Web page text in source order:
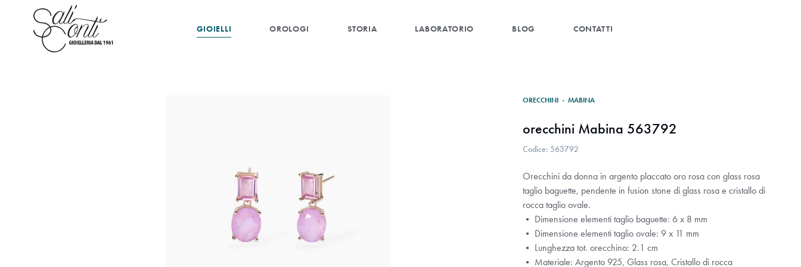
GIOIELLI OROLOGI STORIA LABORATORIO BLOG CONTATTI
ORECCHINI · MABINA
orecchini Mabina 563792
Codice: 563792
Orecchini da donna in argento placcato oro rosa con glass rosa
taglio baguette, pendente in fusion stone di glass rosa e cristallo di
rocca taglio ovale.
• Dimensione elementi taglio baguette: 6 x 8 mm
• Dimensione elementi taglio ovale: 9 x 11 mm
• Lunghezza tot. orecchino: 2.1 cm
• Materiale: Argento 925, Glass rosa, Cristallo di rocca